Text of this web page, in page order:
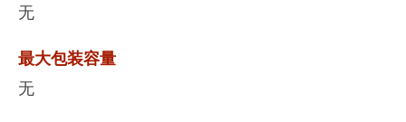
无
最大包装容量
无